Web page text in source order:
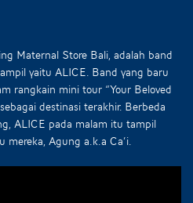
Maternal Store Bali, adalah band
yaitu ALICE. Band yang baru
rangkain mini tour “Your Beloved
destinasi terakhir. Berbeda
ALICE pada malam itu tampil
Agung a.k.a Ca’i.